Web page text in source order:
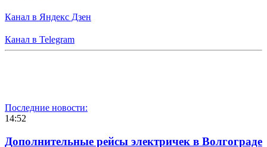
Канал в Яндекс Дзен
Канал в Telegram
Последние новости:
14:52
Дополнительные рейсы электричек в Волгограде